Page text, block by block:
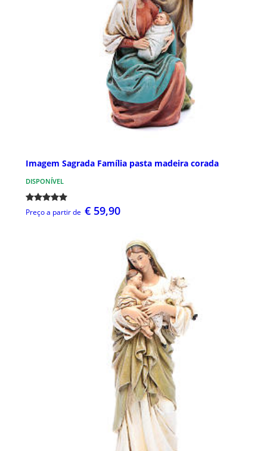
Imagem Sagrada Família pasta madeira corada
DISPONÍVEL
Preço a partir de € 59,90